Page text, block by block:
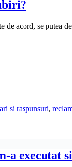
acord, se putea
si raspunsuri,
a executat